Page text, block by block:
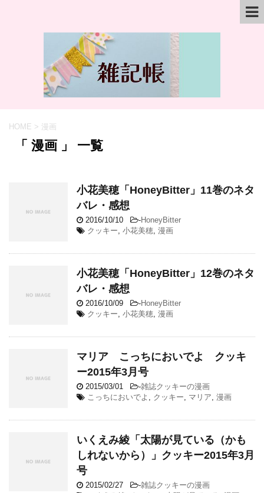
HOME > 漫画
「 漫画 」 一覧
小花美穂「HoneyBitter」11巻のネタ
バレ・感想
2016/10/10 -HoneyBitter
クッキー, 小花美穂, 漫画
小花美穂「HoneyBitter」12巻のネタ
バレ・感想
2016/10/09 -HoneyBitter
クッキー, 小花美穂, 漫画
マリア こっちにおいでよ クッキ
ー2015年3月号
2015/03/01 -雑誌クッキーの漫画
こっちにおいでよ , クッキー, マリア, 漫画
いくえみ綾「太陽が見ている（かも
しれないから）」クッキー2015年3月
号
2015/02/27 -雑誌クッキーの漫画